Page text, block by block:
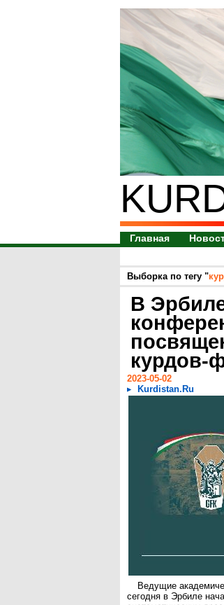
Главная
Выборка по тегу "
В
курдов-
2023-05-02
Kurdistan.Ru
Ведущие
сегодня в Эрбиле